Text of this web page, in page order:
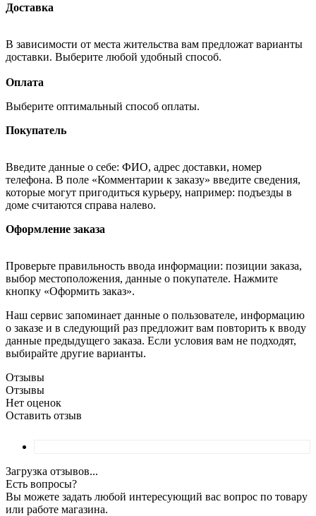
Доставка
В зависимости от места жительства вам предложат варианты
доставки. Выберите любой удобный способ.
Оплата
Выберите оптимальный способ оплаты.
Покупатель
Введите данные о себе: ФИО, адрес доставки, номер
телефона. В поле «Комментарии к заказу» введите сведения,
которые могут пригодиться курьеру, например: подъезды в
доме считаются справа налево.
Оформление заказа
Проверьте правильность ввода информации: позиции заказа,
выбор местоположения, данные о покупателе. Нажмите
кнопку «Оформить заказ».
Наш сервис запоминает данные о пользователе, информацию
о заказе и в следующий раз предложит вам повторить к вводу
данные предыдущего заказа. Если условия вам не подходят,
выбирайте другие варианты.
Отзывы
Отзывы
Нет оценок
Оставить отзыв
Загрузка отзывов...
Есть вопросы?
Вы можете задать любой интересующий вас вопрос по товару
или работе магазина.